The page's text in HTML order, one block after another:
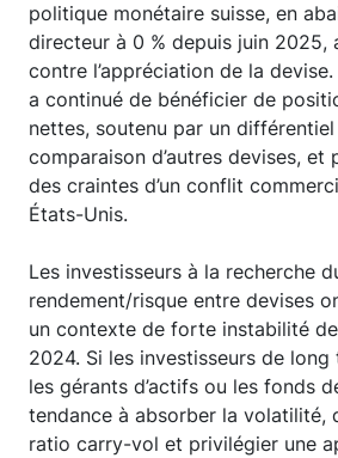
politique monétaire suisse, en
directeur à 0 % depuis juin 2025,
contre l’appréciation de la
a continué de bénéficier de
nettes, soutenu par un
comparaison d’autres devises, et
des craintes d’un conflit
États-Unis.
Les investisseurs à la recherche
rendement/risque entre devises
un contexte de forte instabilité
2024. Si les investisseurs de long
les gérants d’actifs ou les fonds
tendance à absorber la volatilité,
ratio carry-vol et privilégier une